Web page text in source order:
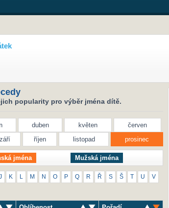
popularity pro výběr jména dítě.
duben květen
červen
září říjen listopad prosinec
jména Mužská jména
K M N O P Q R Ř S Š U V